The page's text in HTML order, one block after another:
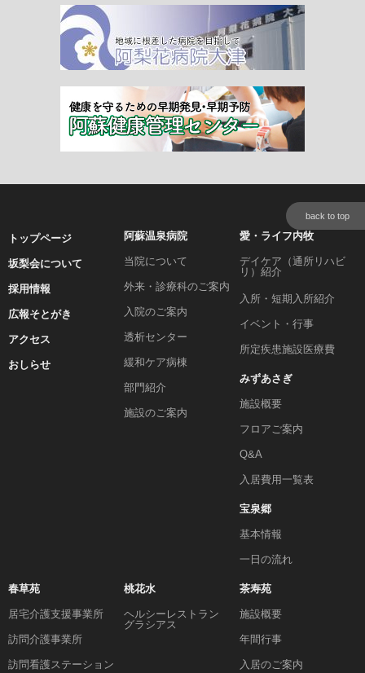
back to top
トップページ
坂梨会について
採用情報
広報そとがき
アクセス
おしらせ
阿蘇温泉病院
当院について
外来・診療科のご案内
入院のご案内
透析センター
緩和ケア病棟
部門紹介
施設のご案内
愛・ライフ内牧
デイケア（通所リハビ
リ）紹介
入所・短期入所紹介
イベント・行事
所定疾患施設医療費
みずあさぎ
施設概要
フロアご案内
Q&A
入居費用一覧表
宝泉郷
基本情報
一日の流れ
春草苑
居宅介護支援事業所
訪問介護事業所
訪問看護ステーション
桃花水
ヘルシーレストラン
グラシアス
茶寿苑
施設概要
年間行事
入居のご案内